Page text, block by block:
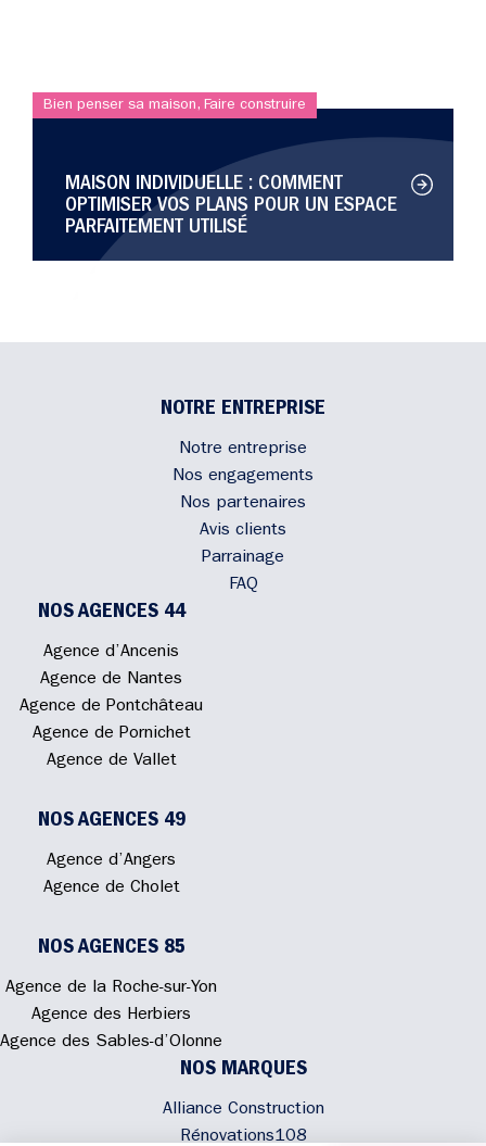
Bien penser sa maison, Faire construire
MAISON INDIVIDUELLE : COMMENT
OPTIMISER VOS PLANS POUR UN ESPACE
PARFAITEMENT UTILISÉ
NOTRE ENTREPRISE
Notre entreprise
Nos engagements
Nos partenaires
Avis clients
Parrainage
FAQ
NOS AGENCES 44
Agence d’Ancenis
Agence de Nantes
Agence de Pontchâteau
Agence de Pornichet
Agence de Vallet
NOS AGENCES 49
Agence d’Angers
Agence de Cholet
NOS AGENCES 85
Agence de la Roche-sur-Yon
Agence des Herbiers
Agence des Sables-d’Olonne
NOS MARQUES
Alliance Construction
Rénovations108